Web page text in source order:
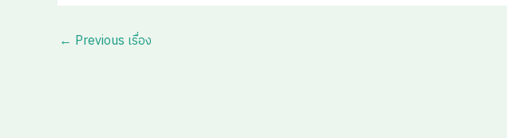
← Previous เรื่อง